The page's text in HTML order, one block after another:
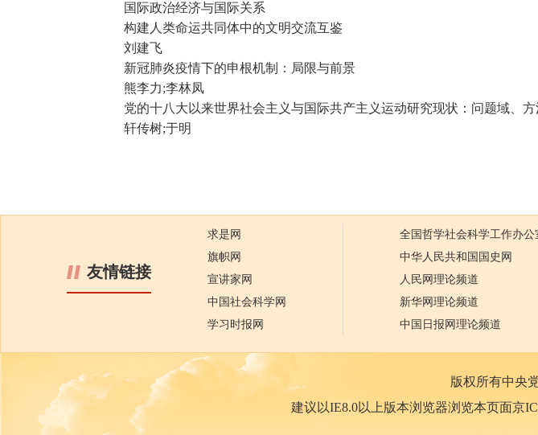
国际政治经济与国际关系
构建人类命运共同体中的文明交流互鉴
刘建飞
新冠肺炎疫情下的申根机制：局限与前景
熊李力;李林凤
党的十八大以来世界社会主义与国际共产主义运动研究现状：问题域、
轩传树;于明
友情链接
求是网
旗帜网
宣讲家网
中国社会科学网
学习时报网
全国哲学社会科学工作办公
中华人民共和国国史网
人民网理论频道
新华网理论频道
中国日报网理论频道
版权所有中央
建议以IE8.0以上版本浏览器浏览本页面京